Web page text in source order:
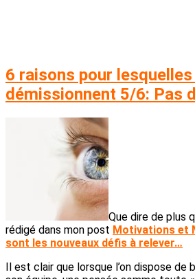
6 raisons pour
démissionnent 5/6: Pas
Que dire de plus
rédigé dans mon post Motivations et
sont les nouveaux défis à relever…
Il est clair que lorsque l’on dispose de